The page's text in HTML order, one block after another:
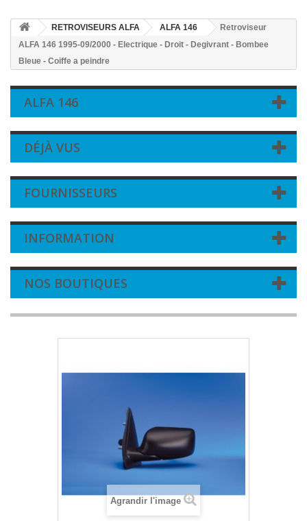
RETROVISEURS ALFA ALFA 146
Retroviseur
ALFA 146 1995-09/2000 - Electrique - Droit - Degivrant - Bombee
Bleue - Coiffe a peindre
ALFA 146
DÉJÀ VUS
FOURNISSEURS
INFORMATION
NOS BOUTIQUES
Agrandir l'image